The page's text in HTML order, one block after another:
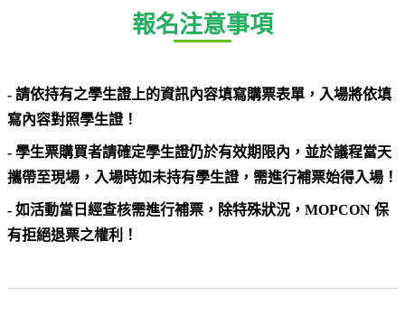
報名注意事項
- 請依持有之學生證上的資訊內容填寫購票表單，入場將依填
寫內容對照學生證！
- 學生票購買者請確定學生證仍於有效期限內，並於議程當天
攜帶至現場，入場時如未持有學生證，需進行補票始得入場！
- 如活動當日經查核需進行補票，除特殊狀況，MOPCON 保
有拒絕退票之權利！